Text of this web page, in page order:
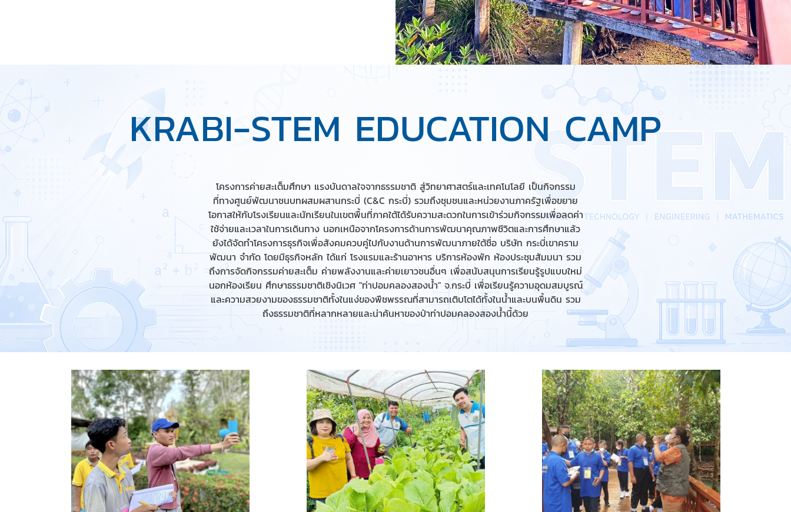
KRABI-STEM EDUCATION CAMP
โครงการค่ายสะเต็มศึกษา แรงบันดาลใจจากธรรมชาติ สู่วิทยาศาสตร์และเทคโนโลยี เป็นกิจกรรม
ที่ทางศูนย์พัฒนาชนบทผสมผสานกระบี่ (C&C กระบี่) รวมถึงชุมชนและหน่วยงานภาครัฐเพื่อขยาย
โอกาสให้กับโรงเรียนและนักเรียนในเขตพื้นที่ภาคใต้ได้รับความสะดวกในการเข้าร่วมกิจกรรมเพื่อลดค่า
ใช้จ่ายและเวลาในการเดินทาง นอกเหนือจากโครงการด้านการพัฒนาคุณภาพชีวิตและการศึกษาแล้ว
ยังได้จัดทำโครงการธุรกิจเพื่อสังคมควบคู่ไปกับงานด้านการพัฒนาภายใต้ชื่อ บริษัท กระบี่เขาคราม
พัฒนา จำกัด โดยมีธุรกิจหลัก ได้แก่ โรงแรมและร้านอาหาร บริการห้องพัก ห้องประชุมสัมมนา รวม
ถึงการจัดกิจกรรมค่ายสะเต็ม ค่ายพลังงานและค่ายเยาวชนอื่นๆ เพื่อสนับสนุนการเรียนรู้รูปแบบใหม่
นอกห้องเรียน ศึกษาธรรมชาติเชิงนิเวศ "ท่าปอมคลองสองน้ำ" จ.กระบี่ เพื่อเรียนรู้ความอุดมสมบูรณ์
และความสวยงามของธรรมชาติทั้งในแง่ของพืชพรรณที่สามารถเติบโตได้ทั้งในน้ำและบนพื้นดิน รวม
ถึงธรรมชาติที่หลากหลายและน่าค้นหาของป่าท่าปอมคลองสองน้ำนี้ด้วย